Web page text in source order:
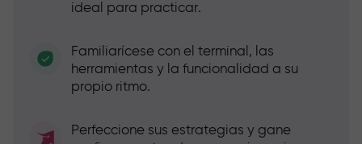
ideal para practicar.
Familiarícese con el terminal, las
herramientas y la funcionalidad a su
propio ritmo.
Perfeccione sus estrategias y gane